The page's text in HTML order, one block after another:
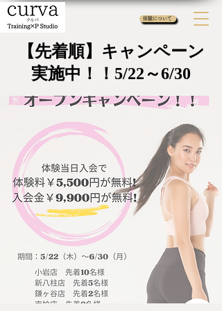
体験について
【先着順】キャンペーン
実施中！！5/22～6/30